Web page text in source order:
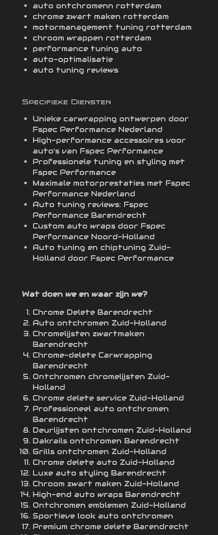
auto ontchromenn rotterdam
chrome zwart maken rotterdam
motormanagement tuning rotterdam
chroom wrappen rotterdam
performance tuning auto
auto-optimalisatie
auto tuning reviews
Specifieke Diensten
Unieke carwrapping ontwerpen door
Fspec Performance Nederland
High-performance accessoires voor
auto's van Fspec Performance
Professionele tuning en styling met
Fspec Performance
Maximale motorprestaties met Fspec
Performance Nederland
Auto tuning reviews: Fspec
Performance Barendrecht
Custom auto wraps door Fspec
Performance Noord-Holland
Auto tuning en chiptuning Zuid-
Holland door Fspec Performance
Wat doen we en waar zijn we?
Chrome Delete Barendrecht
Auto ontchromen Zuid-Holland
Chromelijsten zwartmaken
Barendrecht
Chrome-delete Carwrapping
Barendrecht
Ontchromen chromelijsten Zuid-
Holland
Chrome delete service Zuid-Holland
Professioneel auto ontchromen
Barendrecht
Deurlijsten ontchromen Zuid-Holland
Dakrails ontchromen Barendrecht
Grills ontchromen Zuid-Holland
Chrome delete auto Zuid-Holland
Luxe auto styling Barendrecht
Chroom zwart maken Zuid-Holland
High-end auto wraps Barendrecht
Ontchromen emblemen Zuid-Holland
Sportieve look auto ontchromen
Premium chrome delete Barendrecht